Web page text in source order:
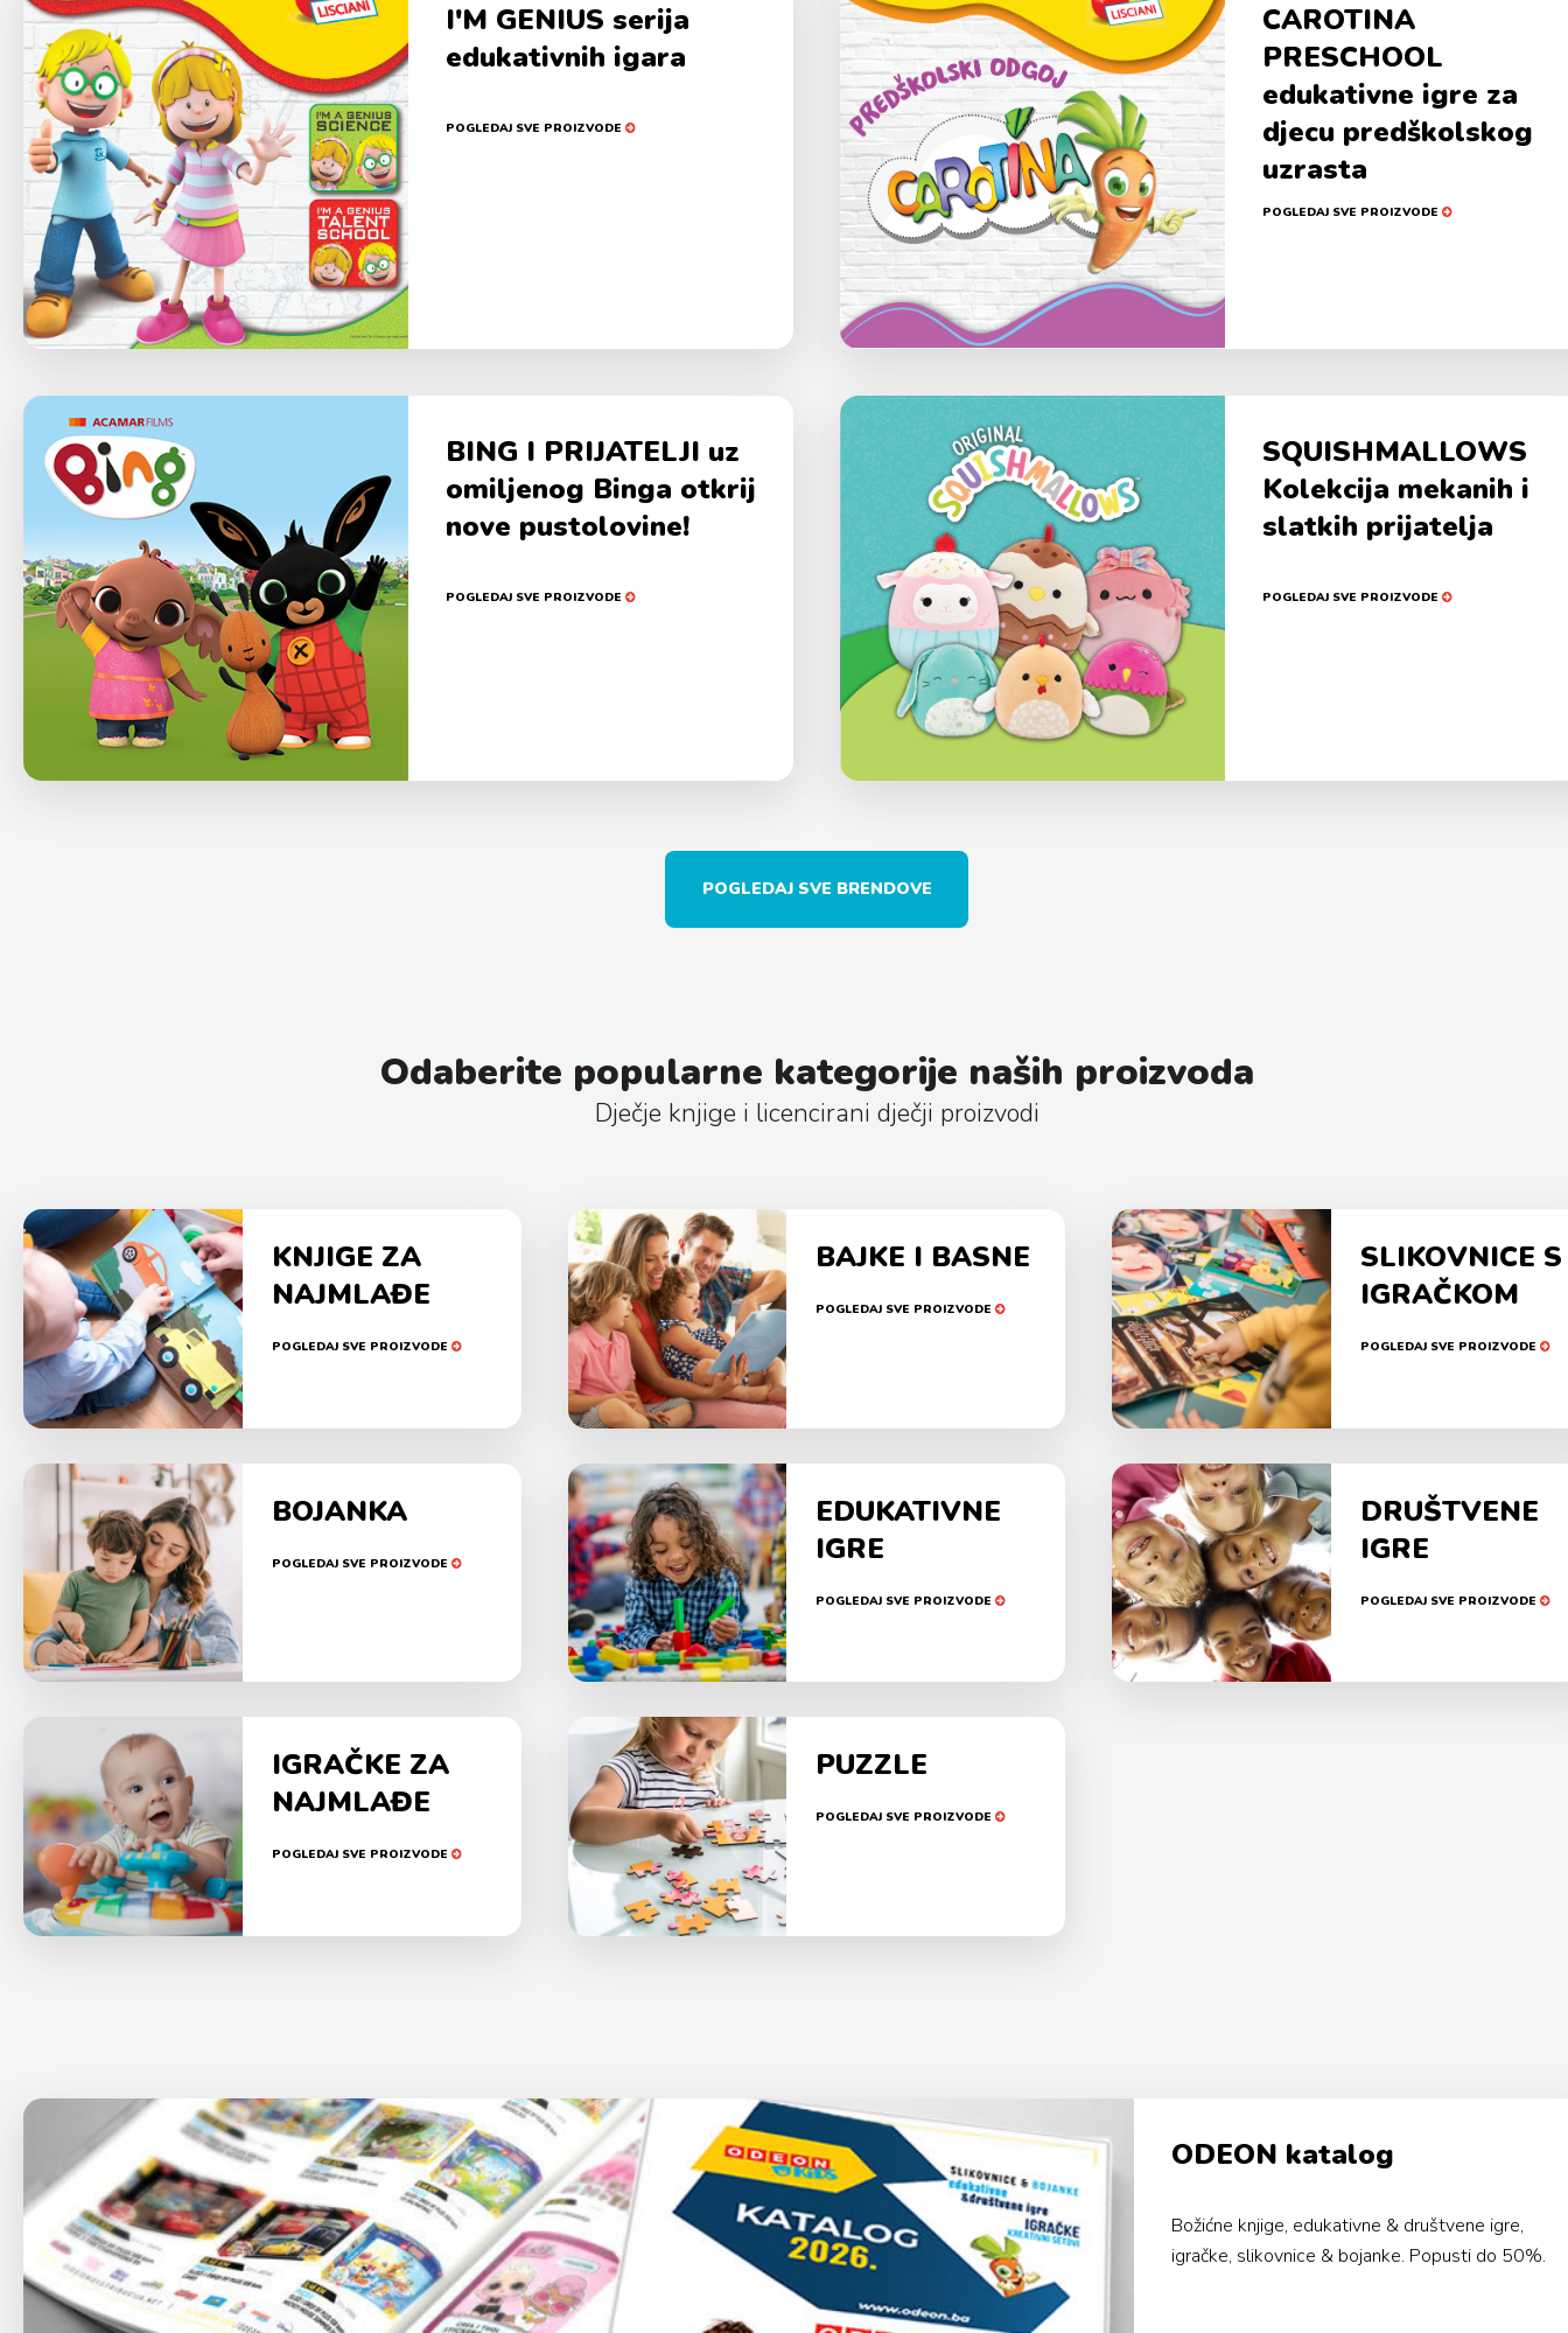
I'M GENIUS serija
edukativnih igara
POGLEDAJ SVE PROIZVODE
CAROTINA
PRESCHOOL
edukativne igre za
djecu predškolskog
uzrasta
POGLEDAJ SVE PROIZVODE
BING I PRIJATELJI uz
omiljenog Binga otkrij
nove pustolovine!
POGLEDAJ SVE PROIZVODE
SQUISHMALLOWS
Kolekcija mekanih i
slatkih prijatelja
POGLEDAJ SVE PROIZVODE
POGLEDAJ SVE BRENDOVE
Odaberite popularne kategorije naših proizvoda
Dječje knjige i licencirani dječji proizvodi
KNJIGE ZA
NAJMLAĐE
POGLEDAJ SVE PROIZVODE
BAJKE I BASNE
POGLEDAJ SVE PROIZVODE
SLIKOVNICE S
IGRAČKOM
POGLEDAJ SVE PROIZVODE
BOJANKA
POGLEDAJ SVE PROIZVODE
EDUKATIVNE
IGRE
POGLEDAJ SVE PROIZVODE
DRUŠTVENE
IGRE
POGLEDAJ SVE PROIZVODE
IGRAČKE ZA
NAJMLAĐE
POGLEDAJ SVE PROIZVODE
PUZZLE
POGLEDAJ SVE PROIZVODE
ODEON katalog
Božićne knjige, edukativne & društvene igre,
igračke, slikovnice & bojanke. Popusti do 50%.